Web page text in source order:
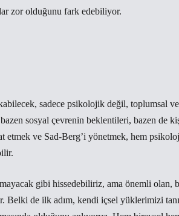
zor olduğunu fark edebiliyor.
sadece psikolojik değil, toplumsal
sosyal çevrenin beklentileri, bazen de
ve Sad-Berg’i yönetmek, hem
gibi hissedebiliriz, ama önemli olan,
Belki de ilk adım, kendi içsel yüklerimizi